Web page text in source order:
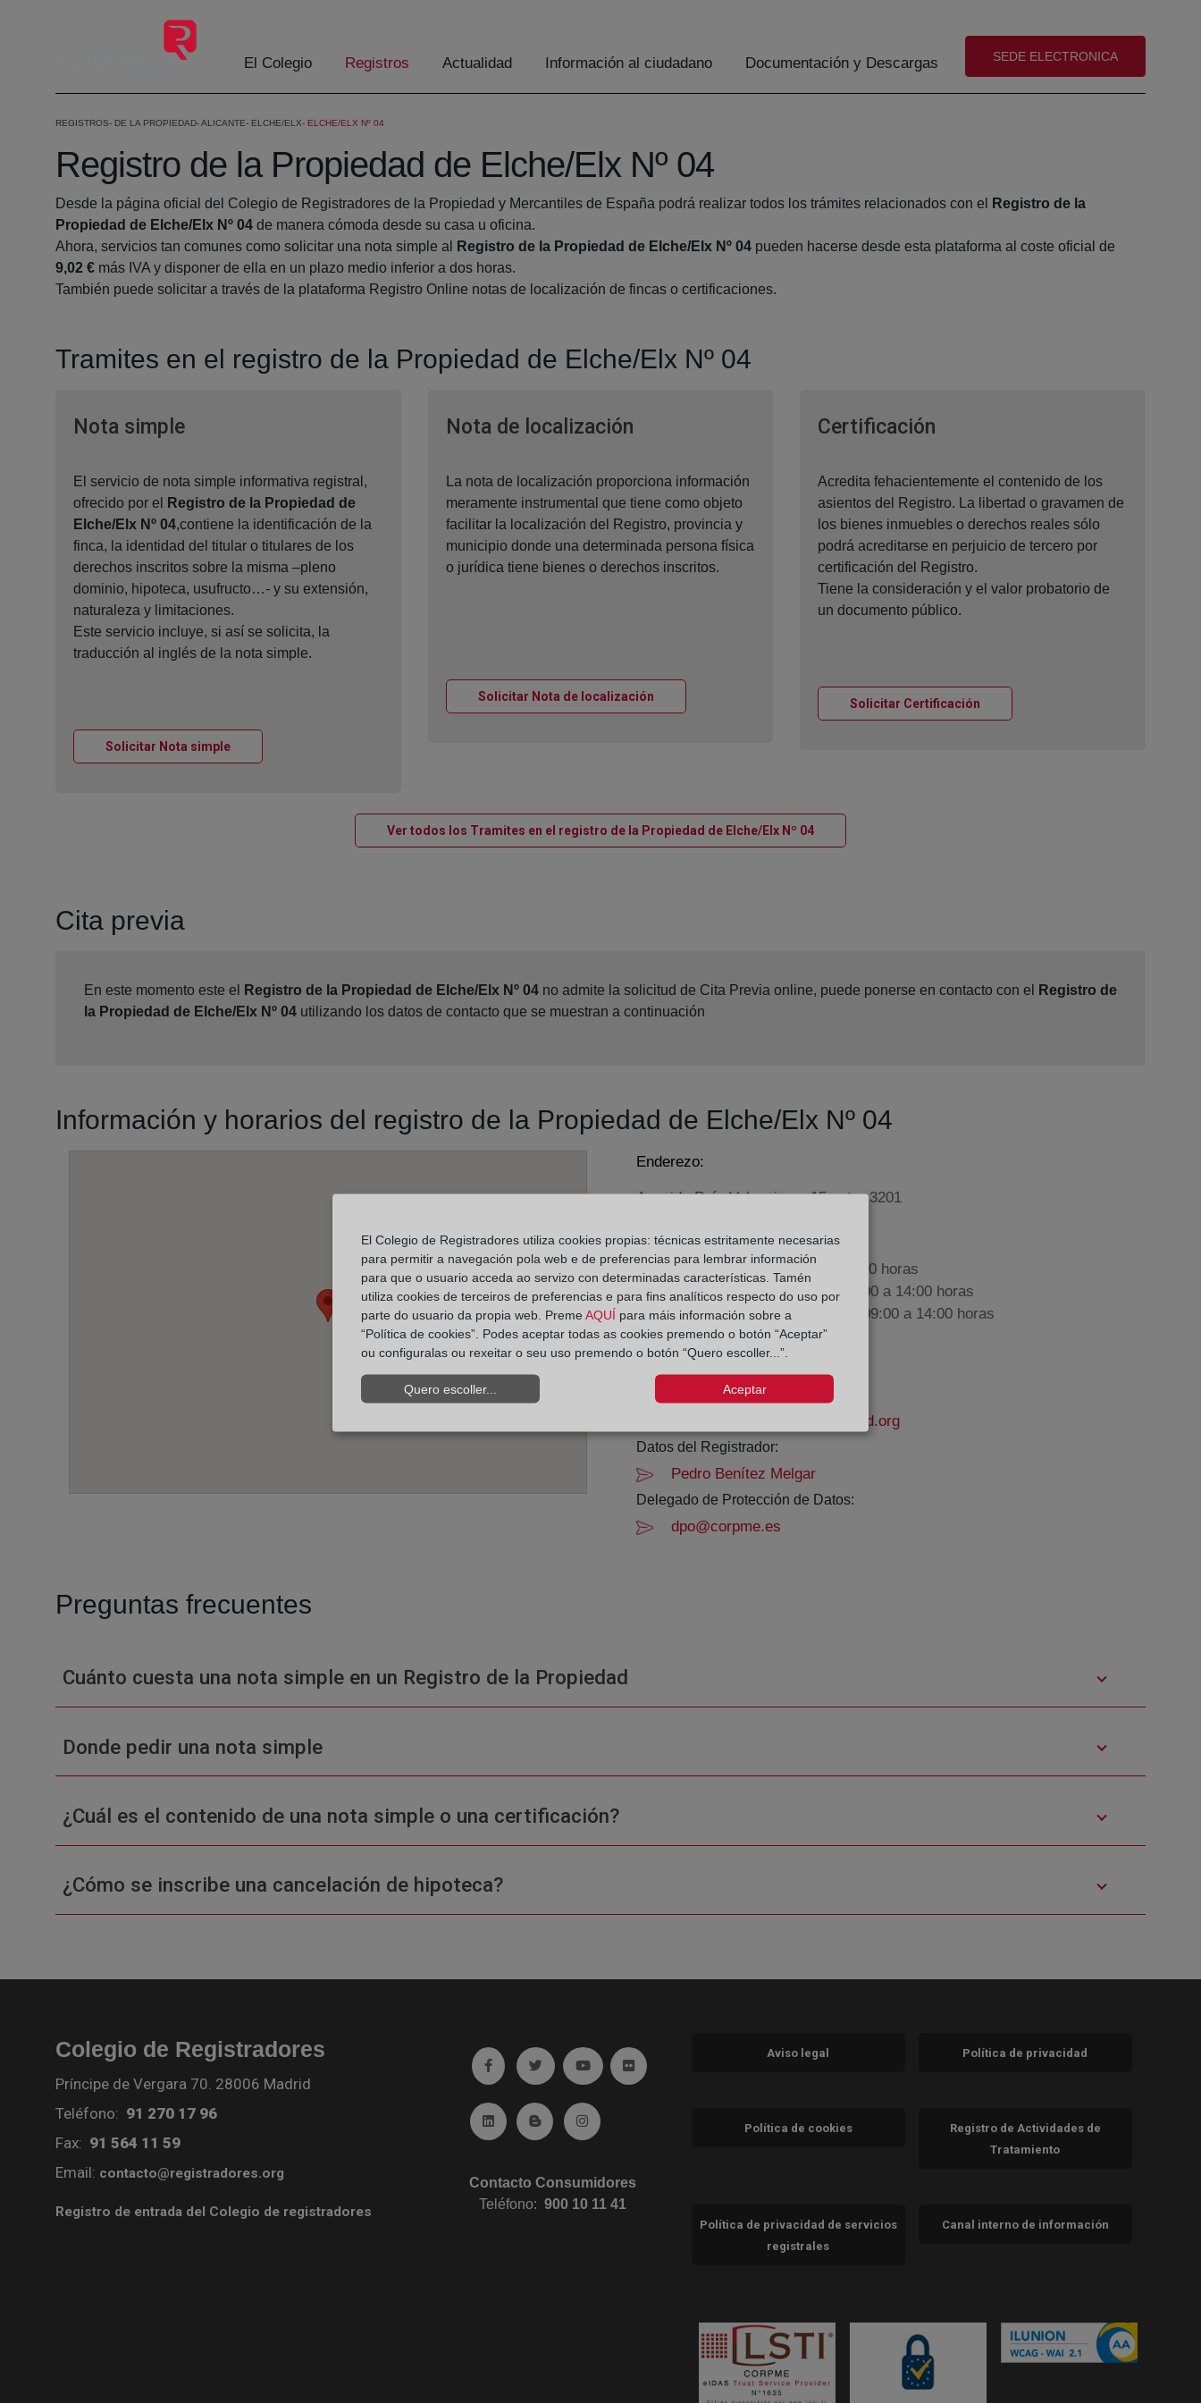
El Colegio Registros Actualidad Información al ciudadano Documentación y Descargas (abre en nueva ventana)
SEDE ELECTRONICA
REGISTROS DE LA PROPIEDAD ALICANTE ELCHE/ELX ELCHE/ELX Nº 04
Registro de la Propiedad de Elche/Elx Nº 04
Desde la página oficial del Colegio de Registradores de la Propiedad y Mercantiles de España podrá realizar todos los trámites relacionados con el
Registro de la
Propiedad de Elche/Elx Nº 04 de manera cómoda desde su casa u oficina.
Ahora, servicios tan comunes como solicitar una nota simple al
Registro de la Propiedad de Elche/Elx Nº 04 pueden hacerse desde esta plataforma al coste oficial de
9,02 € más IVA y disponer de ella en un plazo medio inferior a dos horas.
También puede solicitar a través de la plataforma Registro Online notas de localización de fincas o certificaciones.
Tramites en el registro de la Propiedad de Elche/Elx Nº 04
Nota simpleVentana nueva
El servicio de nota simple informativa registral,
ofrecido por el
Registro de la Propiedad de
Elche/Elx Nº 04,contiene la identificación de la
finca, la identidad del titular o titulares de los
derechos inscritos sobre la misma –pleno
dominio, hipoteca, usufructo…- y su extensión,
naturaleza y limitaciones.
Este servicio incluye, si así se solicita, la
traducción al inglés de la nota simple.
Solicitar Nota simpleVentana nueva
Nota de localizaciónVentana nueva
La nota de localización proporciona información
meramente instrumental que tiene como objeto
facilitar la localización del Registro, provincia y
municipio donde una determinada persona física
o jurídica tiene bienes o derechos inscritos.
Solicitar Nota de localizaciónVentana nueva
Certificación
Acredita fehacientemente el contenido de los
asientos del Registro. La libertad o gravamen de
los bienes inmuebles o derechos reales sólo
podrá acreditarse en perjuicio de tercero por
certificación del Registro.
Tiene la consideración y el valor probatorio de
un documento público.
Solicitar Certificación
Ver todos los Tramites en el registro de la Propiedad de Elche/Elx Nº 04
Cita previa
En este momento este el Registro de la Propiedad de Elche/Elx Nº 04 no admite la solicitud de Cita Previa online, puede ponerse en contacto con el
Registro de
la Propiedad de Elche/Elx Nº 04 utilizando los datos de contacto que se muestran a continuación
Información y horarios del registro de la Propiedad de Elche/Elx Nº 04
Enderezo:
Avenida País Valenciano, 15 entr., 3201
Horario:
De lunes a viernes de 09:00 a 17:00 horas
Agosto: De lunes a viernes de 09:00 a 14:00 horas
Los días 24 y 31 de diciembre de 09:00 a 14:00 horas
Datos de contacto:
(96) 667 04 41
elche4@registrodelapropiedad.org
Datos del Registrador:
Pedro Benítez Melgar
Delegado de Protección de Datos:
dpo@corpme.es
Preguntas frecuentes
Cuánto cuesta una nota simple en un Registro de la Propiedad
Donde pedir una nota simple
¿Cuál es el contenido de una nota simple o una certificación?
¿Cómo se inscribe una cancelación de hipoteca?
Colegio de Registradores
Príncipe de Vergara 70. 28006 Madrid
Teléfono: 91 270 17 96
Fax: 91 564 11 59
Email: contacto@registradores.org
Registro de entrada del Colegio de registradores
Ir a facebook (abre en ventana nueva)
Ir a twitter (abre en ventana nueva)
Ir a YouTube (abre en ventana nueva)
Ir a Flickr (abre en ventana nueva)
Ir a Linkedin (abre en ventana nueva)
Ir al Blog (abre en ventana nueva)
Ir a Instagram (abre en ventana nueva)
Contacto Consumidores
Teléfono:900 10 11 41
Aviso legal Política de privacidad
Política de cookies
Registro de Actividades de
Tratamiento
Política de privacidad de servicios
registrales
Canal interno de información
El Colegio de Registradores utiliza cookies propias: técnicas estritamente necesarias
para permitir a navegación pola web e de preferencias para lembrar información
para que o usuario acceda ao servizo con determinadas características. Tamén
utiliza cookies de terceiros de preferencias e para fins analíticos respecto do uso por
parte do usuario da propia web. Preme AQUÍ para máis información sobre a
“Política de cookies”. Podes aceptar todas as cookies premendo o botón “Aceptar”
ou configuralas ou rexeitar o seu uso premendo o botón “Quero escoller...”.
Quero escoller... Aceptar